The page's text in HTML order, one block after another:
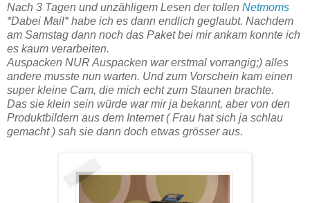
Nach 3 Tagen und unzähligem Lesen der tollen Netmoms
*Dabei Mail* habe ich es dann endlich geglaubt. Nachdem
am Samstag dann noch das Paket bei mir ankam konnte ich
es kaum verarbeiten.
Auspacken NUR Auspacken war erstmal vorrangig;) alles
andere musste nun warten. Und zum Vorschein kam einen
super kleine Cam, die mich echt zum Staunen brachte.
Das sie klein sein würde war mir ja bekannt, aber von den
Produktbildern aus dem Internet ( Frau hat sich ja schlau
gemacht ) sah sie dann doch etwas grösser aus.